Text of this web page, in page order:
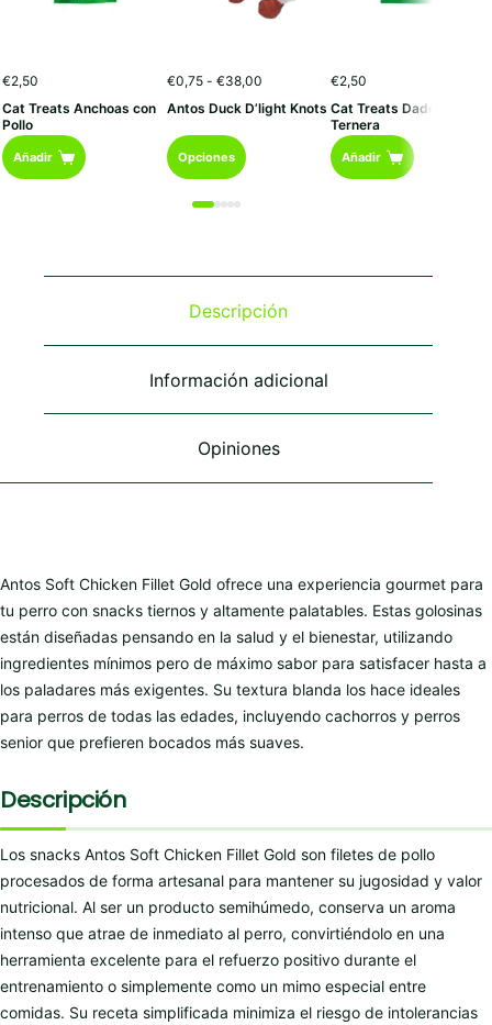
€2,50
Cat Treats Anchoas con
Pollo
Añadir
€0,75 - €38,00Rango
precios:
Antos Duck D’light Knots
Opciones
Este
producto
múltiples
opciones
pueden
elegir
la
página
producto
€2,50
Cat Treats Dados de
Ternera
Añadir
Descripción
Información adicional
Opiniones
Antos Soft Chicken Fillet Gold ofrece una experiencia gourmet para
tu perro con snacks tiernos y altamente palatables. Estas golosinas
están diseñadas pensando en la salud y el bienestar, utilizando
ingredientes mínimos pero de máximo sabor para satisfacer hasta a
los paladares más exigentes. Su textura blanda los hace ideales
para perros de todas las edades, incluyendo cachorros y perros
senior que prefieren bocados más suaves.
Descripción
Los snacks Antos Soft Chicken Fillet Gold son filetes de pollo
procesados de forma artesanal para mantener su jugosidad y valor
nutricional. Al ser un producto semihúmedo, conserva un aroma
intenso que atrae de inmediato al perro, convirtiéndolo en una
herramienta excelente para el refuerzo positivo durante el
entrenamiento o simplemente como un mimo especial entre
comidas. Su receta simplificada minimiza el riesgo de intolerancias